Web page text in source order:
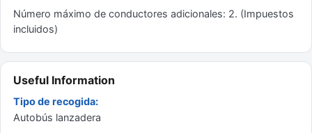
Número máximo de conductores adicionales: 2. (Impuestos
incluidos)
Useful Information
Tipo de recogida:
Autobús lanzadera